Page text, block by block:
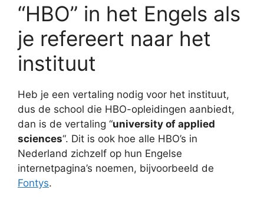
“HBO” in het Engels als
je refereert naar het
instituut
Heb je een vertaling nodig voor het instituut,
dus de school die HBO-opleidingen aanbiedt,
dan is de vertaling “university of applied
sciences“. Dit is ook hoe alle HBO’s in
Nederland zichzelf op hun Engelse
internetpagina’s noemen, bijvoorbeeld de
Fontys.